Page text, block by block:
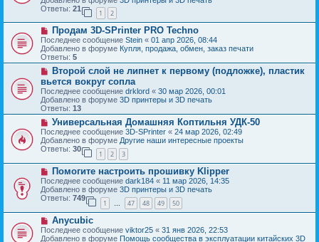
н
и
е
е
с
о
о
б
щ
е
н
е
Ответы: 21
1 2
Н
о
в
о
е
о
о
б
щ
е
н
и
е
Продам 3D-SPrinter PRO Techno
Последнее сообщение Stein « 01 апр 2026, 08:44
Добавлено в форуме Купля, продажа, обмен, заказ печати
Ответы: 5
Н
в
о
е
с
о
о
б
щ
н
е
Второй слой не липнет к первому (подложке), пластик
вьется вокруг сопла
Последнее сообщение drklord « 30 мар 2026, 00:01
Добавлено в форуме 3D принтеры и 3D печать
Ответы: 13
Н
о
в
о
с
о
б
щ
н
и
е
Универсальная Домашняя Коптильня УДК-50
Последнее сообщение 3D-SPrinter « 24 мар 2026, 02:49
Добавлено в форуме Другие наши интересные проекты
Ответы: 30
1 2 3
Н
о
в
о
е
с
о
о
б
Помогите настроить прошивку Klipper
Последнее сообщение dark184 « 11 мар 2026, 14:35
Добавлено в форуме 3D принтеры и 3D печать
Ответы: 749
1 … 47 48 49 50
Н
о
в
Anycubic
Последнее сообщение viktor25 « 31 янв 2026, 22:53
Добавлено в форуме Помощь сообщества в эксплуатации китайских 3D